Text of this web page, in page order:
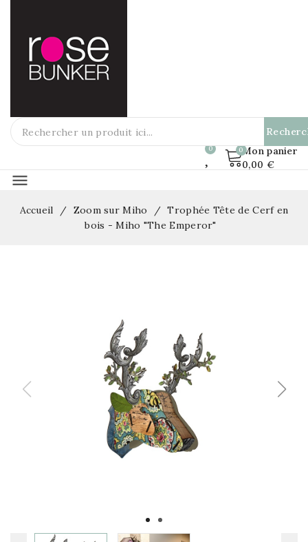
Mon panier
0,00 €
menu
Accueil Zoom sur Miho
Trophée Tête de Cerf en
bois - Miho "The Emperor"